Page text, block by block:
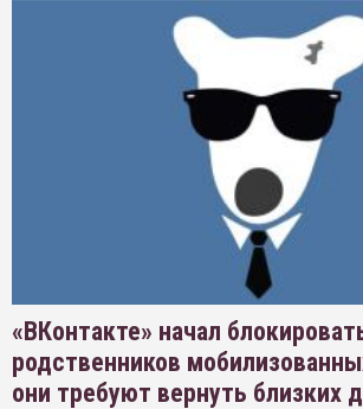
«ВКонтакте» начал
родственников
они требуют вернуть близких